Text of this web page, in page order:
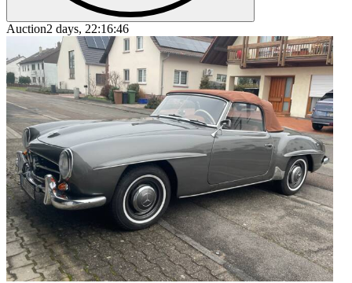
Auction2 days, 22:16:46